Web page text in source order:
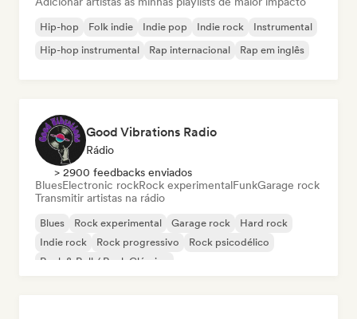
Hip-hop Folk indie Indie pop Indie rock
Instrumental
Hip-hop instrumental
Rap internacional Rap em inglês
Good Vibrations Radio
Rádio
> 2900 feedbacks enviados
BluesElectronic rockRock experimentalFunkGarage rock
Transmitir artistas na rádio
Blues Rock experimental Garage rock
Hard rock
Indie rock
Rock progressivo
Rock psicodélico
Rock & Roll / Rock Clássico